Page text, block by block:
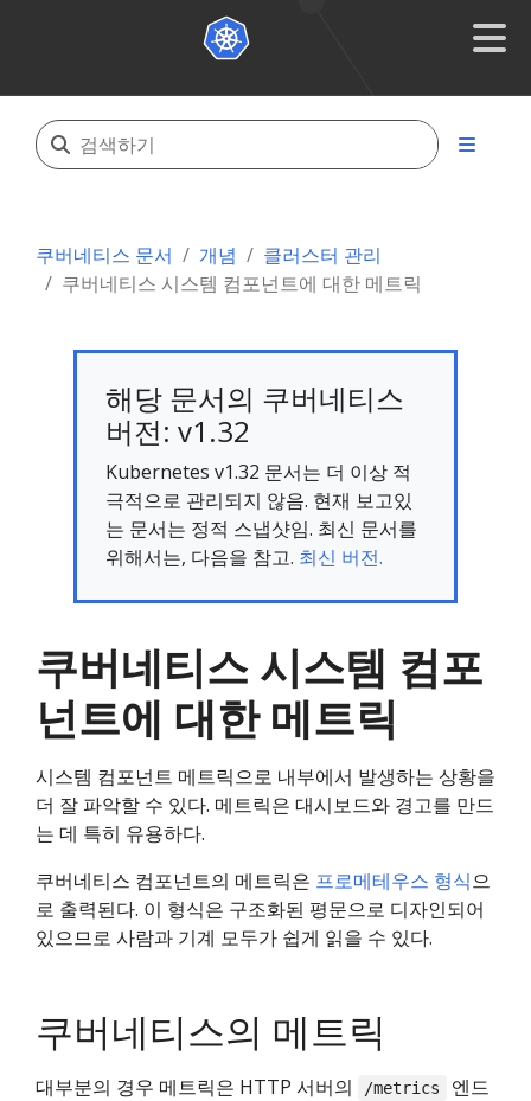
쿠버네티스 문서 개념
클러스터 관리
쿠버네티스 시스템 컴포넌트에 대한 메트릭
해당 문서의 쿠버네티스
버전: v1.32
Kubernetes v1.32 문서는 더 이상 적
극적으로 관리되지 않음. 현재 보고있
는 문서는 정적 스냅샷임. 최신 문서를
위해서는, 다음을 참고. 최신 버전.
쿠버네티스 시스템 컴포
넌트에 대한 메트릭
시스템 컴포넌트 메트릭으로 내부에서 발생하는 상황을
더 잘 파악할 수 있다. 메트릭은 대시보드와 경고를 만드
는 데 특히 유용하다.
쿠버네티스 컴포넌트의 메트릭은 프로메테우스 형식으
로 출력된다. 이 형식은 구조화된 평문으로 디자인되어
있으므로 사람과 기계 모두가 쉽게 읽을 수 있다.
쿠버네티스의 메트릭
대부분의 경우 메트릭은 HTTP 서버의 /metrics
엔드